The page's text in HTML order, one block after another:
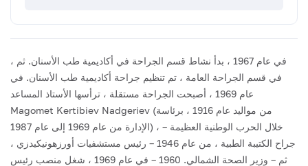
في عام 1967 ، بدأ نشاط قسم الجراحة في أكاديمية طب الأسنان. ثم ،
في قسم الجراحة العامة ، تم تنظيم جراحة أكاديمية طب الأسنان. في
عام 1969 ، أصبحت الجراحة مستقلة ، ترأسها الأستاذ المساعد
Magomet Kertibiev Nadgeriev (من مواليد عام 1916 ، برئاسة
الإدارة من عام 1969 إلى عام 1987) ، خلال الحرب الوطنية العظيمة –
جراح الكتيبة الطبية ، من عام 1946 – رئيس مستشفيات أورزهونيكيدزي ،
ثم – وزير الصحة الشمالي. 1960 – في عام 1969 ، شغل منصب رئيس